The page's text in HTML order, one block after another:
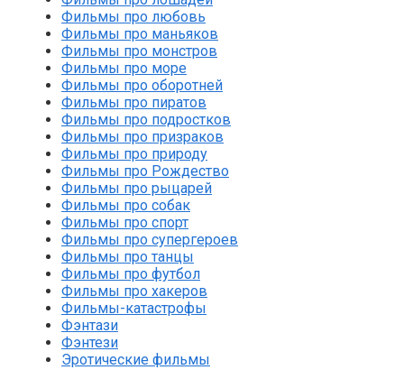
Фильмы про любовь
Фильмы про маньяков
Фильмы про монстров
Фильмы про море
Фильмы про оборотней
Фильмы про пиратов
Фильмы про подростков
Фильмы про призраков
Фильмы про природу
Фильмы про Рождество
Фильмы про рыцарей
Фильмы про собак
Фильмы про спорт
Фильмы про супергероев
Фильмы про танцы
Фильмы про футбол
Фильмы про хакеров
Фильмы-катастрофы
Фэнтази
Фэнтези
Эротические фильмы